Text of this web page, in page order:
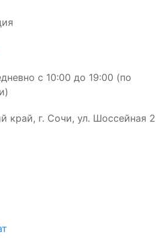
с 10:00 до 19:00 (по
край, г. Сочи, ул. Шоссейная 2